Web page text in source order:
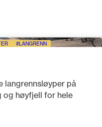
LANGRENN
langrennsløyper på
og høyfjell for hele